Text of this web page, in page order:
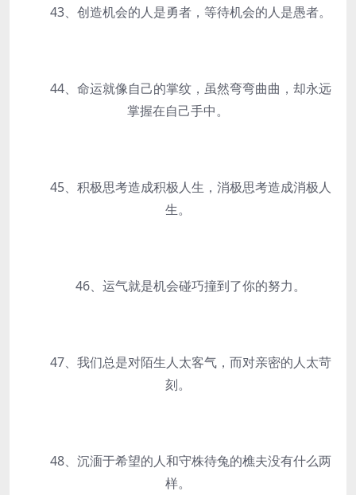
43、创造机会的人是勇者，等待机会的人是愚者。
44、命运就像自己的掌纹，虽然弯弯曲曲，却永远
掌握在自己手中。
45、积极思考造成积极人生，消极思考造成消极人
生。
46、运气就是机会碰巧撞到了你的努力。
47、我们总是对陌生人太客气，而对亲密的人太苛
刻。
48、沉湎于希望的人和守株待兔的樵夫没有什么两
样。